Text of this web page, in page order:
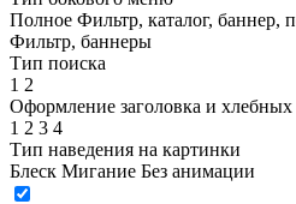
Полное Фильтр, каталог, баннер,
Фильтр, баннеры
Тип поиска
1 2
Оформление заголовка и
1 2 3 4
Тип наведения на картинки
Блеск Мигание Без анимации